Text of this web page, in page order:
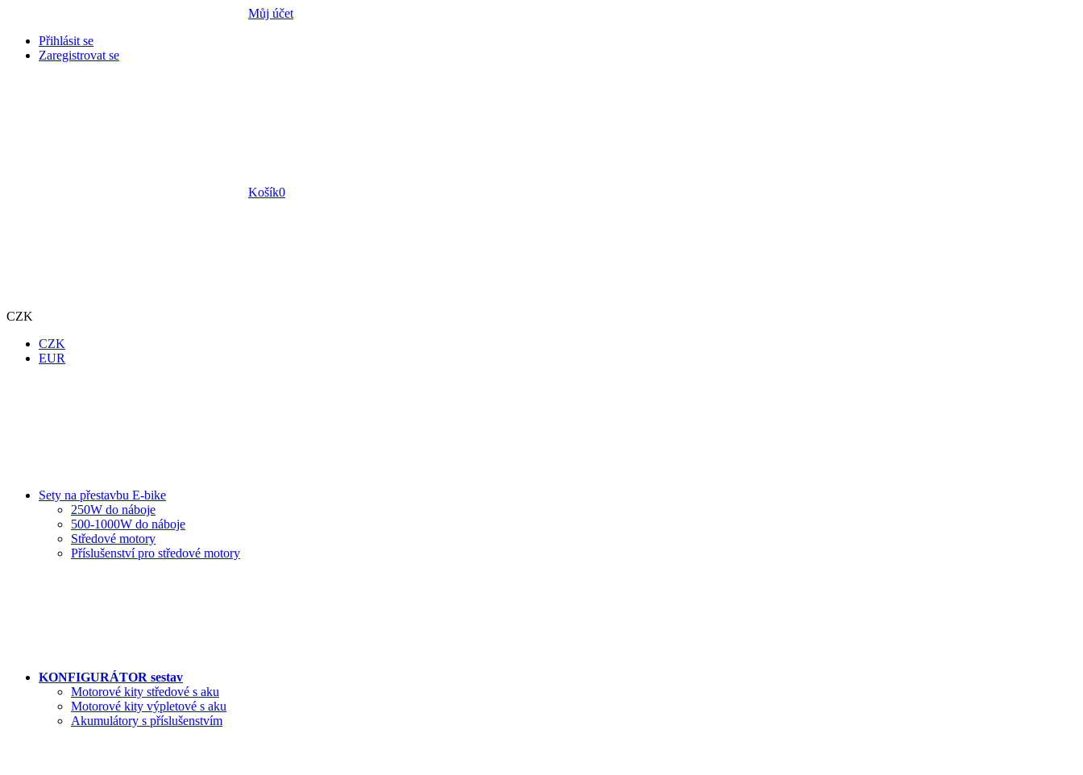
Můj účet
Přihlásit se
Zaregistrovat se
Košík0
CZK
CZK
EUR
Sety na přestavbu E-bike
250W do náboje
500-1000W do náboje
Středové motory
Příslušenství pro středové motory
KONFIGURÁTOR sestav
Motorové kity středové s aku
Motorové kity výpletové s aku
Akumulátory s příslušenstvím